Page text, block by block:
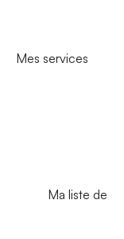
Mes services
Ma liste de